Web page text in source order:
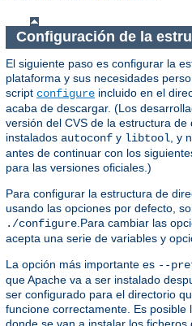
Configuración de la
El siguiente paso es configurar la
plataforma y sus necesidades
script configure incluido en el
acaba de descargar. (Los
versión del CVS de la estructura
instalados autoconf y libtool , y
antes de continuar con los
para las versiones oficiales.)
Para configurar la estructura de
usando las opciones por defecto,
./configure .Para cambiar las
acepta una serie de variables y
La opción más importante es --
que Apache va a ser instalado
ser configurado para el directorio
funcione correctamente. Es